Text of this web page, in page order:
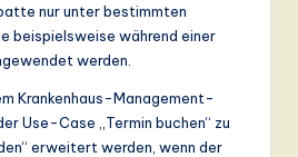
nur unter bestimmten
beispielsweise während einer
werden.
Krankenhaus-Management-
Use-Case „Termin buchen“ zu
erweitert werden, wenn der